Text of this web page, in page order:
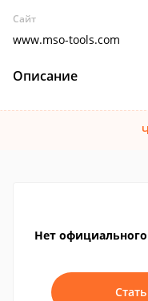
Сайт
www.mso-tools.com
Описание
Нет